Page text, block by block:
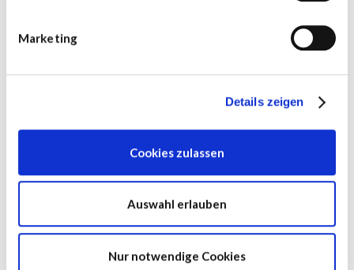
Marketing
Details zeigen
Cookies zulassen
Auswahl erlauben
Nur notwendige Cookies
derDaten­schutz­er­klärungeinverstanden.
Ja, ich möchte über den kosten­losen
Programm erhalten.
Registrieren
Schon registriert?